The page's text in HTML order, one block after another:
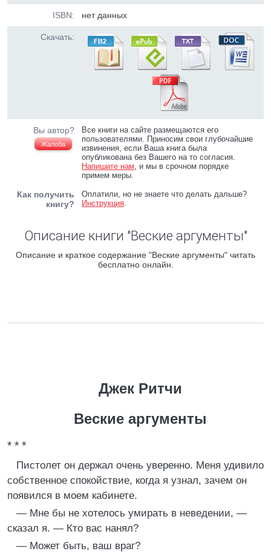
ISBN: нет данных
Скачать:
Вы автор?
Жалоба
Все книги на сайте размещаются его
пользователями. Приносим свои глубочайшие
извинения, если Ваша книга была
опубликована без Вашего на то согласия.
Напишите нам, и мы в срочном порядке
примем меры.
Как получить
книгу?
Оплатили, но не знаете что делать дальше?
Инструкция.
Описание книги "Веские аргументы"
Описание и краткое содержание "Веские аргументы" читать
бесплатно онлайн.
Джек Ритчи
Веские аргументы
* * *
Пистолет он держал очень уверенно. Меня удивило
собственное спокойствие, когда я узнал, зачем он
появился в моем кабинете.
— Мне бы не хотелось умирать в неведении, —
сказал я. — Кто вас нанял?
— Может быть, ваш враг?